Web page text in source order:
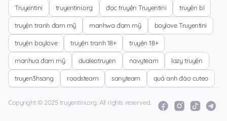
Truyentini truyentini.org đọc truyện Truyentini truyện bl
truyện tranh đam mỹ manhwa đam mỹ boylove Truyentini
truyện boylove truyện tranh 18+ truyện 18+
manhua đam mỹ dualeotruyen navyteam lazy truyện
truyen3hsang roadsteam sanyteam quả anh đào cuteo
Copyright © 2025 truyentini.org. All rights reserved.